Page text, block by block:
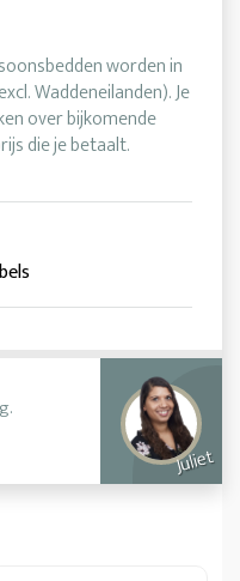
worden in
Waddeneilanden). Je
over bijkomende
die je betaalt.
Juliet